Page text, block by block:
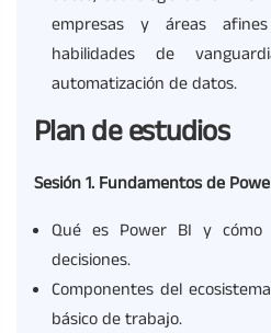
empresas y áreas
habilidades de
automatización de datos.
Plan de estudios
Sesión1. Fundamentos de
Qué es Power BI y
decisiones.
Componentes del
básico de trabajo.